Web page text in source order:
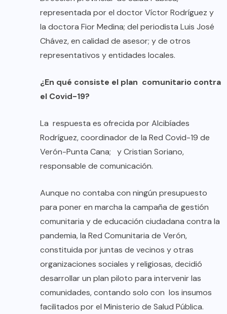
representada por el doctor Víctor Rodríguez y
la doctora Fior Medina; del periodista Luis José
Chávez, en calidad de asesor; y de otros
representativos y entidades locales.
¿En qué consiste el plan comunitario contra
el Covid-19?
La respuesta es ofrecida por Alcibíades
Rodríguez, coordinador de la Red Covid-19 de
Verón-Punta Cana; y Cristian Soriano,
responsable de comunicación.
Aunque no contaba con ningún presupuesto
para poner en marcha la campaña de gestión
comunitaria y de educación ciudadana contra la
pandemia, la Red Comunitaria de Verón,
constituida por juntas de vecinos y otras
organizaciones sociales y religiosas, decidió
desarrollar un plan piloto para intervenir las
comunidades, contando solo con los insumos
facilitados por el Ministerio de Salud Pública.